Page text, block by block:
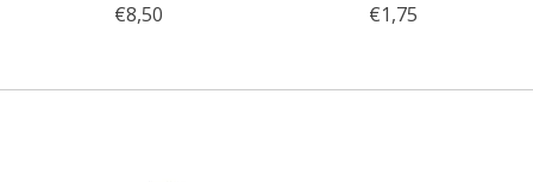
€8,50
€1,75